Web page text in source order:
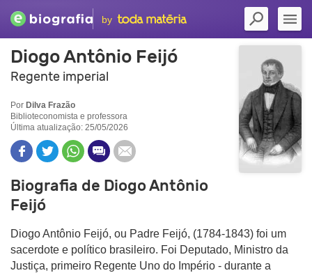
by
Diogo Antônio Feijó
Regente imperial
Por Dilva Frazão
Biblioteconomista e professora
Última atualização: 25/05/2026
Biografia de Diogo Antônio
Feijó
Diogo Antônio Feijó, ou Padre Feijó, (1784-1843) foi um
sacerdote e político brasileiro. Foi Deputado, Ministro da
Justiça, primeiro Regente Uno do Império - durante a